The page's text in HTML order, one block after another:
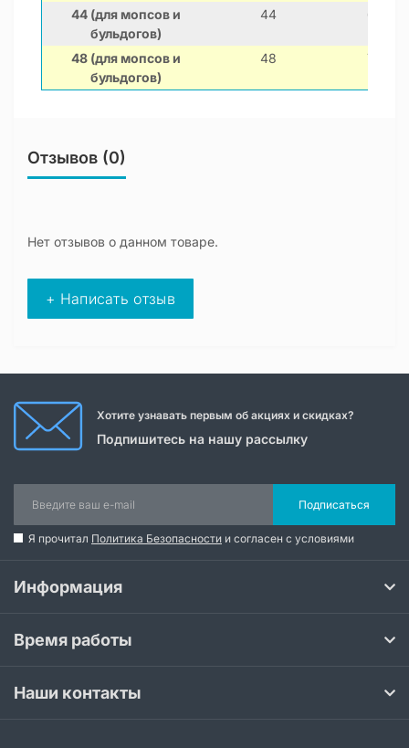
44 (для мопсов и
бульдогов)
44 66-80
48 (для мопсов и
бульдогов)
48 70-88
Отзывов (0)
Нет отзывов о данном товаре.
+ Написать отзыв
Хотите узнавать первым об акциях и скидках?
Подпишитесь на нашу рассылку
Подписаться
Я прочитал Политика Безопасности и согласен с условиями
Информация
Время работы
Наши контакты